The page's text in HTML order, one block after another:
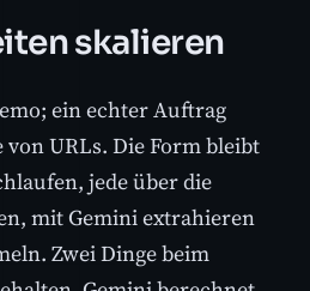
skalieren
ein echter Auftrag
URLs. Die Form bleibt
jede über die
mit Gemini extrahieren
Zwei Dinge beim